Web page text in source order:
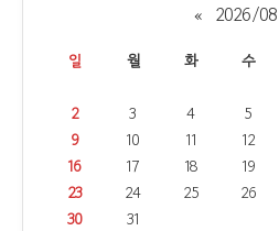
« 2026/08
일 월 화 수
2
3 4 5
9
10 11 12
16
17 18 19
23
24 25 26
30
31